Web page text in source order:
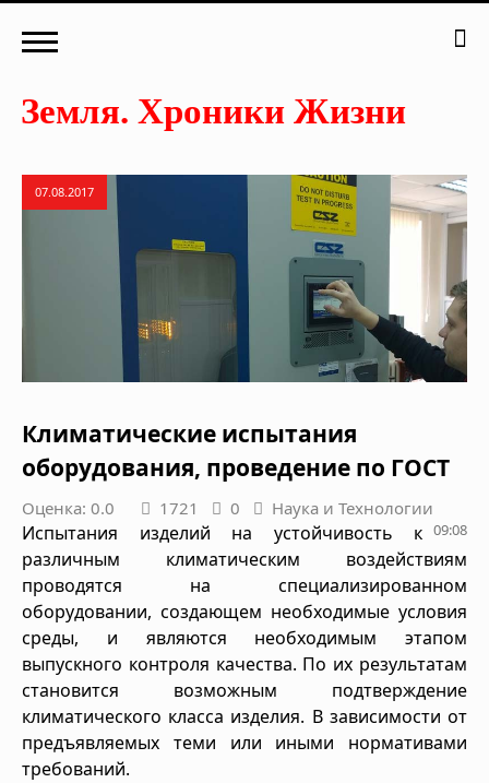
07.08.2017
Климатические испытания
оборудования, проведение по ГОСТ
Оценка: 0.0 1721 0 Наука и Технологии
09:08
Испытания изделий на устойчивость к
различным климатическим воздействиям
проводятся на специализированном
оборудовании, создающем необходимые условия
среды, и являются необходимым этапом
выпускного контроля качества. По их результатам
становится возможным подтверждение
климатического класса изделия. В зависимости от
предъявляемых теми или иными нормативами
требований.